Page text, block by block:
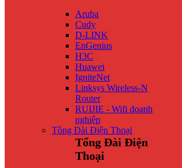
Aruba
Cudy
D-LINK
EnGenius
H3C
Huawei
IgniteNet
Linksys Wireless-N
Router
RUIJIE - Wifi doanh
nghiệp
Tồng Đài Điện Thoại
Tổng Đài Điện
Thoại